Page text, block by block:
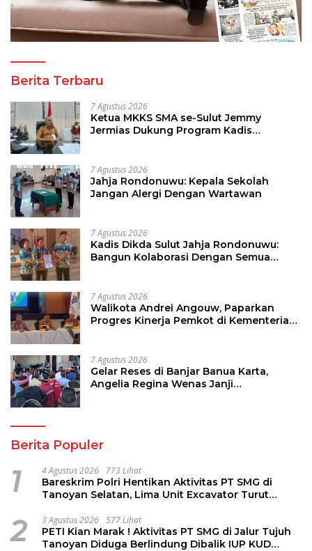
Berita Terbaru
7 Agustus 2026
Ketua MKKS SMA se-Sulut Jemmy
Jermias Dukung Program Kadis
7 Agustus 2026
Jahja Rondonuwu: Kepala Sekolah
Jangan Alergi Dengan Wartawan
7 Agustus 2026
Kadis Dikda Sulut Jahja Rondonuwu:
Bangun Kolaborasi Dengan Semua
7 Agustus 2026
Walikota Andrei Angouw, Paparkan
Progres Kinerja Pemkot di Kementerian
7 Agustus 2026
Gelar Reses di Banjar Banua Karta,
Angelia Regina Wenas Janji
Berita Populer
1 4 Agustus 2026 773 Lihat
Bareskrim Polri Hentikan Aktivitas PT SMG di
Tanoyan Selatan, Lima Unit Excavator Turut
2 3 Agustus 2026 577 Lihat
PETI Kian Marak ! Aktivitas PT SMG di Jalur Tujuh
Tanoyan Diduga Berlindung Dibalik IUP KUD